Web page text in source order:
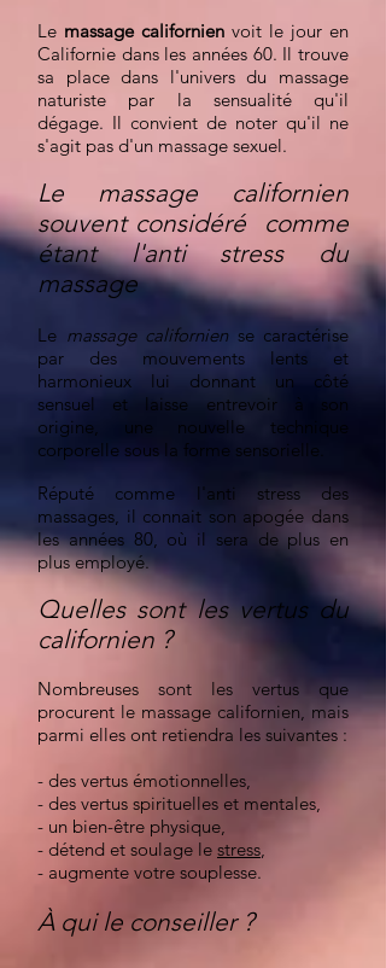
Le massage californien voit le jour en
Californie dans les années 60. Il trouve
sa place dans l'univers du massage
naturiste par la sensualité qu'il
dégage. Il convient de noter qu'il ne
s'agit pas d'un massage sexuel.
Le massage californien
souvent considéré comme
étant l'anti stress du
massage
Le massage californien se caractérise
par des mouvements lents et
harmonieux lui donnant un côté
sensuel et laisse entrevoir à son
origine, une nouvelle technique
corporelle sous la forme sensorielle.
Réputé comme l'anti stress des
massages, il connait son apogée dans
les années 80, où il sera de plus en
plus employé.
Quelles sont les vertus du
californien ?
Nombreuses sont les vertus que
procurent le massage californien, mais
parmi elles ont retiendra les suivantes :
- des vertus émotionnelles,
- des vertus spirituelles et mentales,
- un bien-être physique,
- détend et soulage le stress,
- augmente votre souplesse.
À qui le conseiller ?